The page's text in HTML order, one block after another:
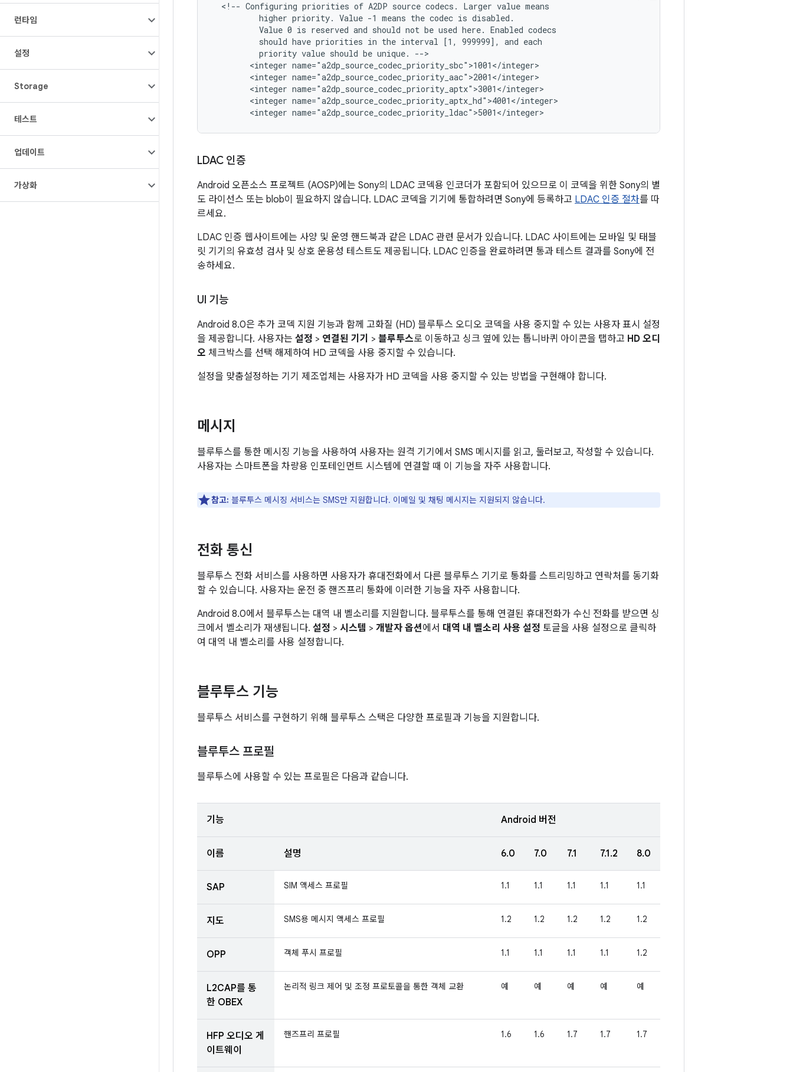
런타임
설정
Storage
테스트
업데이트
가상화
  <!-- Configuring priorities of A2DP source codecs. Larger value means
          higher priority. Value -1 means the codec is disabled.
          Value 0 is reserved and should not be used here. Enabled codecs
          should have priorities in the interval [1, 999999], and each
          priority value should be unique. -->
        <integer name="a2dp_source_codec_priority_sbc">1001</integer>
        <integer name="a2dp_source_codec_priority_aac">2001</integer>
        <integer name="a2dp_source_codec_priority_aptx">3001</integer>
        <integer name="a2dp_source_codec_priority_aptx_hd">4001</integer>
LDAC 인증
Android 오픈소스 프로젝트 (AOSP)에는 Sony의 LDAC 코덱용 인코더가 포함되어 있으므로 이 코덱을 위한 Sony의 별
도 라이선스 또는 blob이 필요하지 않습니다. LDAC 코덱을 기기에 통합하려면 Sony에 등록하고 LDAC 인증 절차를 따
르세요.
LDAC 인증 웹사이트에는 사양 및 운영 핸드북과 같은 LDAC 관련 문서가 있습니다. LDAC 사이트에는 모바일 및 태블
릿 기기의 유효성 검사 및 상호 운용성 테스트도 제공됩니다. LDAC 인증을 완료하려면 통과 테스트 결과를 Sony에 전
송하세요.
UI 기능
Android 8.0은 추가 코덱 지원 기능과 함께 고화질 (HD) 블루투스 오디오 코덱을 사용 중지할 수 있는 사용자 표시 설정
을 제공합니다. 사용자는 설정 > 연결된 기기 > 블루투스로 이동하고 싱크 옆에 있는 톱니바퀴 아이콘을 탭하고 HD 오디
오 체크박스를 선택 해제하여 HD 코덱을 사용 중지할 수 있습니다.
설정을 맞춤설정하는 기기 제조업체는 사용자가 HD 코덱을 사용 중지할 수 있는 방법을 구현해야 합니다.
메시지
블루투스를 통한 메시징 기능을 사용하여 사용자는 원격 기기에서 SMS 메시지를 읽고, 둘러보고, 작성할 수 있습니다.
사용자는 스마트폰을 차량용 인포테인먼트 시스템에 연결할 때 이 기능을 자주 사용합니다.
참고: 블루투스 메시징 서비스는 SMS만 지원합니다. 이메일 및 채팅 메시지는 지원되지 않습니다.
전화 통신
블루투스 전화 서비스를 사용하면 사용자가 휴대전화에서 다른 블루투스 기기로 통화를 스트리밍하고 연락처를 동기화
할 수 있습니다. 사용자는 운전 중 핸즈프리 통화에 이러한 기능을 자주 사용합니다.
Android 8.0에서 블루투스는 대역 내 벨소리를 지원합니다. 블루투스를 통해 연결된 휴대전화가 수신 전화를 받으면 싱
크에서 벨소리가 재생됩니다. 설정 > 시스템 > 개발자 옵션에서 대역 내 벨소리 사용 설정 토글을 사용 설정으로 클릭하
여 대역 내 벨소리를 사용 설정합니다.
블루투스 기능
블루투스 서비스를 구현하기 위해 블루투스 스택은 다양한 프로필과 기능을 지원합니다.
블루투스 프로필
블루투스에 사용할 수 있는 프로필은 다음과 같습니다.
기능 Android 버전
이름 설명 6.0 7.0 7.1 7.1.2 8.0
SAP SIM 액세스 프로필 1.1 1.1 1.1 1.1 1.1
지도 SMS용 메시지 액세스 프로필 1.2 1.2 1.2 1.2 1.2
OPP 객체 푸시 프로필 1.1 1.1 1.1 1.1 1.2
L2CAP를 통
한 OBEX
논리적 링크 제어 및 조정 프로토콜을 통한 객체 교환 예 예 예 예 예
HFP 오디오 게
이트웨이
핸즈프리 프로필 1.6 1.6 1.7 1.7 1.7